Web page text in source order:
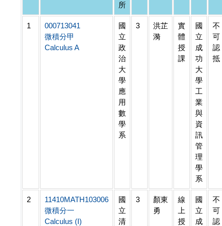
所
1
000713041
微積分甲
Calculus A
國
立
政
治
大
學
應
用
數
學
系
3
洪芷
漪
實
體
授
課
國
立
成
功
大
學
工
業
與
資
訊
管
理
學
系
不
可
認
抵
2
11410MATH103006
微積分一
Calculus (I)
國
立
清
3
顏東
勇
線
上
授
國
立
成
不
可
認